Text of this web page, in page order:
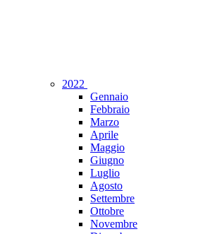
2022
Gennaio
Febbraio
Marzo
Aprile
Maggio
Giugno
Luglio
Agosto
Settembre
Ottobre
Novembre